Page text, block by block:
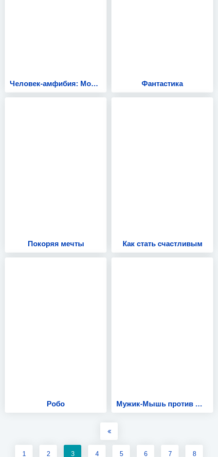
Человек-амфибия: Морской дьявол Фантастика
Покоряя мечты Как стать счастливым
Робо Мужик-Мышь против Жокера
1 2 3 4 5 6 7 8